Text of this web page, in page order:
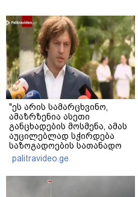
"ეს არის სამარცხვინო,
ამაზრზენია ასეთი
განცხადების მოსმენა, ამას
აუცილებლად სჭირდება
საზოგადოების სათანადო
რეაქცია" - ირაკლი
კობახიძე
palitravideo.ge